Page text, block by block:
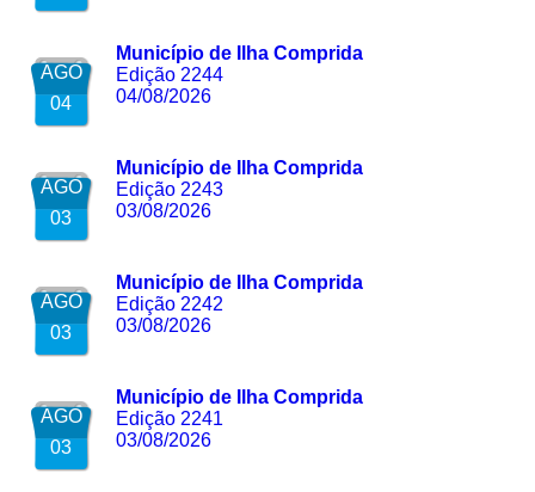
AGO
04
Município de Ilha Comprida
Edição 2244
04/08/2026
AGO
03
Município de Ilha Comprida
Edição 2243
03/08/2026
AGO
03
Município de Ilha Comprida
Edição 2242
03/08/2026
AGO
03
Município de Ilha Comprida
Edição 2241
03/08/2026